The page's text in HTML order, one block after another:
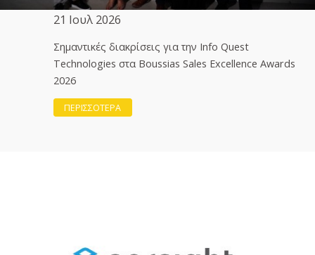
21 Ιουλ 2026
Σημαντικές διακρίσεις για την Info Quest
Technologies στα Boussias Sales Excellence Awards
2026
ΠΕΡΙΣΣΟΤΕΡΑ